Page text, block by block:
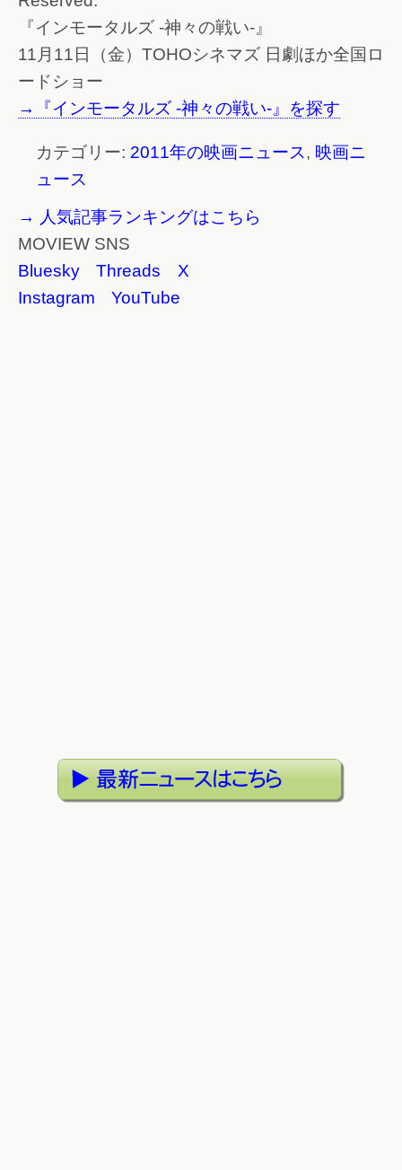
『インモータルズ -神々の戦い-』
11月11日（金）TOHOシネマズ 日劇ほか全国ロ
ードショー
→『インモータルズ -神々の戦い-』を探す
カテゴリー: 2011年の映画ニュース, 映画ニ
ュース
→ 人気記事ランキングはこちら
MOVIEW SNS
Bluesky
Threads
X
Instagram
YouTube